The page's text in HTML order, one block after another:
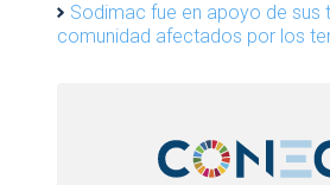
Sodimac fue en apoyo de sus
comunidad afectados por los